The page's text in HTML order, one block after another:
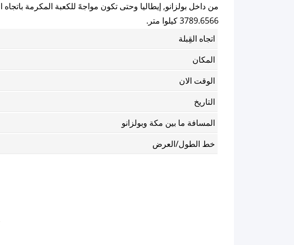
من داخل بولزانو, إيطاليا وحتى تكون مواجهً للكعبة المكرمة باتجاه
3789.6566 كيلوا متر.
اتجاه القِبلة
المكان
الوقت الان
التاريخ
المسافة ما بين مكة وبولزانو
خط الطول/العرض